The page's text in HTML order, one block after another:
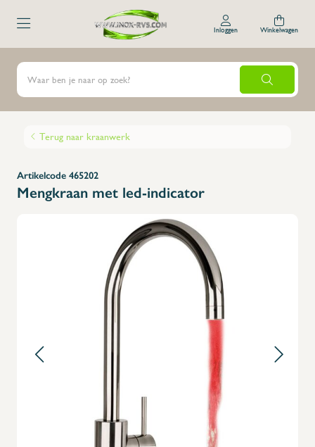
Inloggen Winkelwagen
Terug naar kraanwerk
Artikelcode 465202
Mengkraan met led-indicator